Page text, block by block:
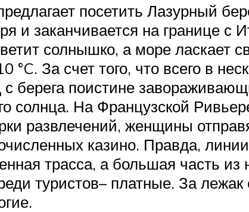
посетить Лазурный
и заканчивается на границе с
солнышко, а море ласкает
За счет того, что всего в
берега поистине
солнца. На Французской
развлечений, женщины
казино. Правда,
трасса, а большая часть
туристов– платные. За лежак